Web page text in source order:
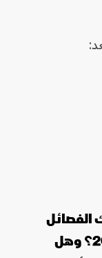
الفصائل
السورية قبل يوم 27 ديسمبر 2024؟ وهل